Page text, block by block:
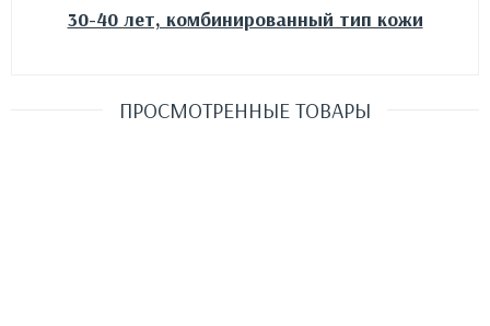
30-40 лет, комбинированный тип кожи
ПРОСМОТРЕННЫЕ ТОВАРЫ